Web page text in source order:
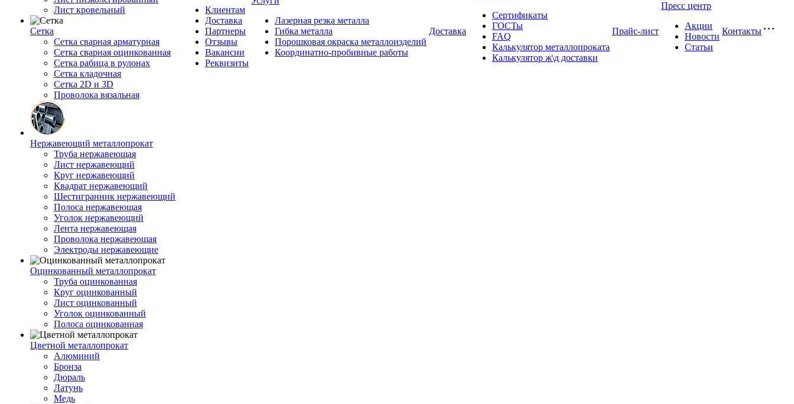
Лист кровельный
Сетка
Сетка сварная арматурная
Сетка сварная оцинкованная
Сетка рабица в рулонах
Сетка кладочная
Сетка 2D и 3D
Проволока вязальная
Нержавеющий металлопрокат
Труба нержавеющая
Лист нержавеющий
Круг нержавеющий
Квадрат нержавеющий
Шестигранник нержавеющий
Полоса нержавеющая
Уголок нержавеющий
Лента нержавеющая
Проволока нержавеющая
Электроды нержавеющие
Оцинкованный металлопрокат
Труба оцинкованная
Круг оцинкованный
Лист оцинкованный
Уголок оцинкованный
Полоса оцинкованная
Цветной металлопрокат
Алюминий
Бронза
Дюраль
Латунь
Медь
Клиентам
Доставка
Партнеры
Отзывы
Вакансии
Реквизиты
Лазерная резка металла
Гибка металла
Порошковая окраска металлоизделий
Координатно-пробивные работы
Доставка
Сертификаты
ГОСТы
FAQ
Калькулятор металлопроката
Калькулятор ж\д доставки
Прайс-лист
Пресс центр
Акции
Новости
Статьи
Контакты